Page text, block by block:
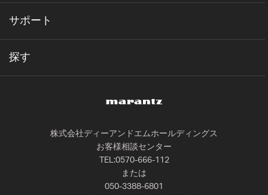
株式会社ディーアンドエムホールディングス
お客様相談センター
TEL:0570-666-112
または
050-3388-6801
サポート
探す